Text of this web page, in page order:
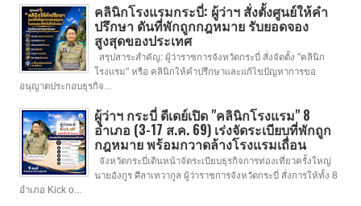
คลินิกโรงแรมกระบี่: ผู้ว่าฯ สั่งตั้งศูนย์ให้คำ
ปรึกษา ดันที่พักถูกกฎหมาย รับยอดจอง
สูงสุดของประเทศ
สรุปสาระสำคัญ: ผู้ว่าราชการจังหวัดกระบี่ สั่งจัดตั้ง "คลินิก
โรงแรม" หรือ คลินิกให้คำปรึกษาและแก้ไขปัญหาการขอ
อนุญาตประกอบธุรกิจ...
ผู้ว่าฯ กระบี่ ดีเดย์เปิด "คลินิกโรงแรม" 8
อำเภอ (3-17 ส.ค. 69) เร่งจัดระเบียบที่พักถูก
กฎหมาย พร้อมกวาดล้างโรงแรมเถื่อน
จังหวัดกระบี่เดินหน้าจัดระเบียบธุรกิจการท่องเที่ยวครั้งใหญ่
นายอังกูร ศีลาเทวากูล ผู้ว่าราชการจังหวัดกระบี่ สั่งการให้ทั้ง 8
อำเภอ Kick o...